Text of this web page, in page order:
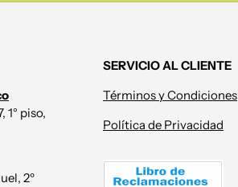
1° piso,
2º
SERVICIO AL CLIENTE
Términos y Condiciones
Política de Privacidad